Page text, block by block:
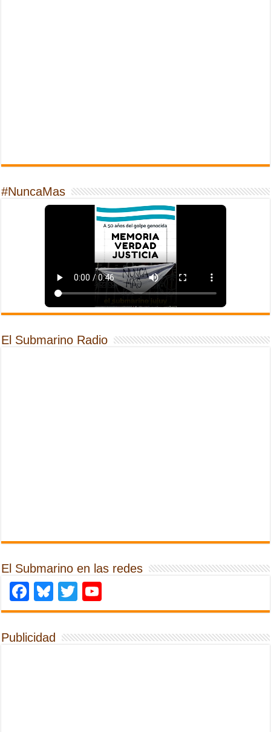
#NuncaMas
El Submarino Radio
El Submarino en las redes
Facebook
Bluesky
Twitter
Publicidad